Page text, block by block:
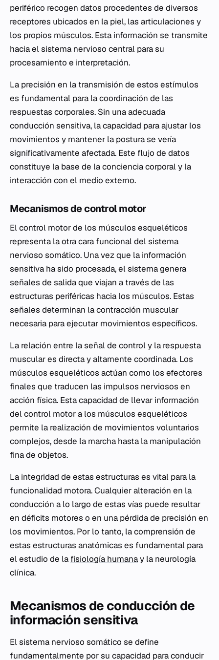
periférico recogen datos procedentes de diversos
receptores ubicados en la piel, las articulaciones y
los propios músculos. Esta información se transmite
hacia el sistema nervioso central para su
procesamiento e interpretación.
La precisión en la transmisión de estos estímulos
es fundamental para la coordinación de las
respuestas corporales. Sin una adecuada
conducción sensitiva, la capacidad para ajustar los
movimientos y mantener la postura se vería
significativamente afectada. Este flujo de datos
constituye la base de la conciencia corporal y la
interacción con el medio externo.
Mecanismos de control motor
El control motor de los músculos esqueléticos
representa la otra cara funcional del sistema
nervioso somático. Una vez que la información
sensitiva ha sido procesada, el sistema genera
señales de salida que viajan a través de las
estructuras periféricas hacia los músculos. Estas
señales determinan la contracción muscular
necesaria para ejecutar movimientos específicos.
La relación entre la señal de control y la respuesta
muscular es directa y altamente coordinada. Los
músculos esqueléticos actúan como los efectores
finales que traducen las impulsos nerviosos en
acción física. Esta capacidad de llevar información
del control motor a los músculos esqueléticos
permite la realización de movimientos voluntarios
complejos, desde la marcha hasta la manipulación
fina de objetos.
La integridad de estas estructuras es vital para la
funcionalidad motora. Cualquier alteración en la
conducción a lo largo de estas vías puede resultar
en déficits motores o en una pérdida de precisión en
los movimientos. Por lo tanto, la comprensión de
estas estructuras anatómicas es fundamental para
el estudio de la fisiología humanay la neurología
clínica.
Mecanismos de conducción de
información sensitiva
El sistema nervioso somático se define
fundamentalmente por su capacidad para conducir